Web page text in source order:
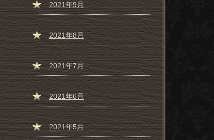
2021年9月
2021年8月
2021年7月
2021年6月
2021年5月